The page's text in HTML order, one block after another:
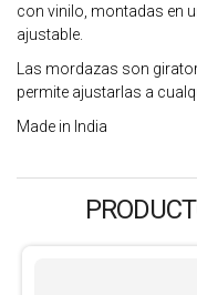
con vinilo, montadas en
ajustable.
Las mordazas son
permite ajustarlas a
Made in India